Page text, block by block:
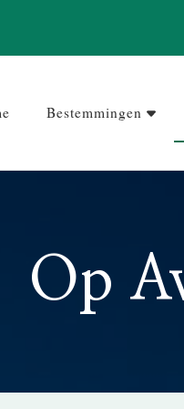
Bestemmingen
Op